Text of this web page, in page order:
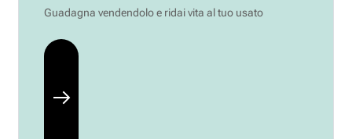
Guadagna vendendolo e ridai vita al tuo usato